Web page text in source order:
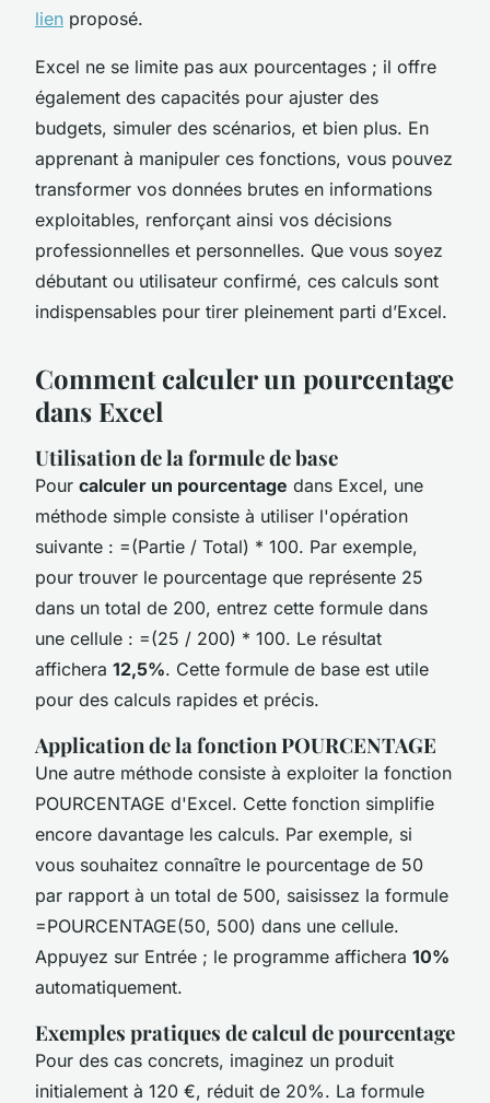
lien proposé.
Excel ne se limite pas aux pourcentages ; il offre
également des capacités pour ajuster des
budgets, simuler des scénarios, et bien plus. En
apprenant à manipuler ces fonctions, vous pouvez
transformer vos données brutes en informations
exploitables, renforçant ainsi vos décisions
professionnelles et personnelles. Que vous soyez
débutant ou utilisateur confirmé, ces calculs sont
indispensables pour tirer pleinement parti d’Excel.
Comment calculer un pourcentage
dans Excel
Utilisation de la formule de base
Pour calculer un pourcentage dans Excel, une
méthode simple consiste à utiliser l'opération
suivante : =(Partie / Total) * 100. Par exemple,
pour trouver le pourcentage que représente 25
dans un total de 200, entrez cette formule dans
une cellule : =(25 / 200) * 100. Le résultat
affichera 12,5%. Cette formule de base est utile
pour des calculs rapides et précis.
Application de la fonction POURCENTAGE
Une autre méthode consiste à exploiter la fonction
POURCENTAGE d'Excel. Cette fonction simplifie
encore davantage les calculs. Par exemple, si
vous souhaitez connaître le pourcentage de 50
par rapport à un total de 500, saisissez la formule
=POURCENTAGE(50, 500) dans une cellule.
Appuyez sur Entrée ; le programme affichera 10%
automatiquement.
Exemples pratiques de calcul de pourcentage
Pour des cas concrets, imaginez un produit
initialement à 120 €, réduit de 20%. La formule